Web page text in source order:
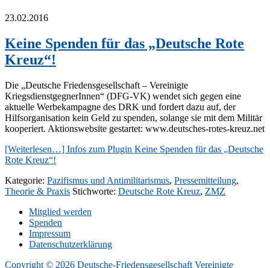
23.02.2016
Keine Spenden für das „Deutsche Rote
Kreuz“!
Die „Deutsche Friedensgesellschaft – Vereinigte
KriegsdienstgegnerInnen“ (DFG-VK) wendet sich gegen eine
aktuelle Werbekampagne des DRK und fordert dazu auf, der
Hilfsorganisation kein Geld zu spenden, solange sie mit dem Militär
kooperiert. Aktionswebsite gestartet: www.deutsches-rotes-kreuz.net
[Weiterlesen…] Infos zum Plugin Keine Spenden für das „Deutsche
Rote Kreuz“!
Kategorie: Pazifismus und Antimilitarismus, Pressemitteilung,
Theorie & Praxis Stichworte: Deutsche Rote Kreuz, ZMZ
Mitglied werden
Spenden
Impressum
Datenschutzerklärung
Copyright © 2026 Deutsche-Friedensgesellschaft Vereinigte